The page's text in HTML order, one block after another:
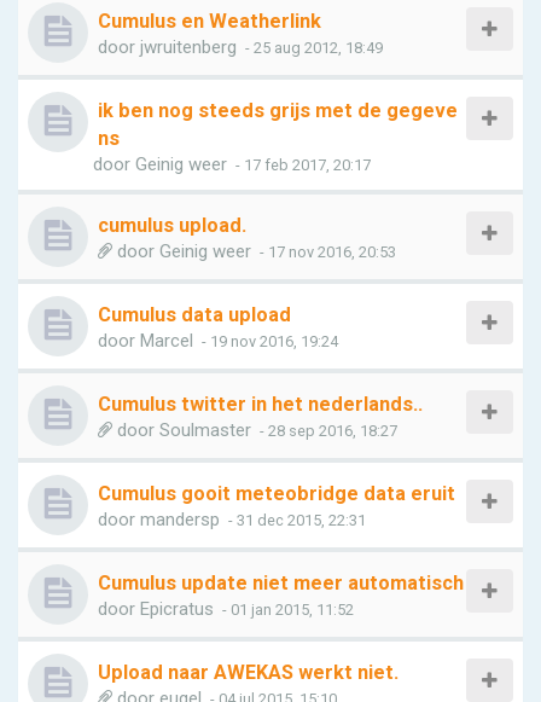
Cumulus en Weatherlink
door jwruitenberg - 25 aug 2012, 18:49
ik ben nog steeds grijs met de gegeve
ns
door Geinig weer - 17 feb 2017, 20:17
cumulus upload.
door Geinig weer - 17 nov 2016, 20:53
Cumulus data upload
door Marcel - 19 nov 2016, 19:24
Cumulus twitter in het nederlands..
door Soulmaster - 28 sep 2016, 18:27
Cumulus gooit meteobridge data eruit
door mandersp - 31 dec 2015, 22:31
Cumulus update niet meer automatisch
door Epicratus - 01 jan 2015, 11:52
Upload naar AWEKAS werkt niet.